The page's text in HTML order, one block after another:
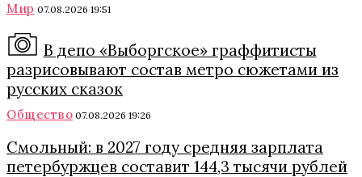
Мир 07.08.2026 19:51
В депо «Выборгское» граффитисты
разрисовывают состав метро сюжетами из
русских сказок
Общество 07.08.2026 19:26
Смольный: в 2027 году средняя зарплата
петербуржцев составит 144,3 тысячи рублей